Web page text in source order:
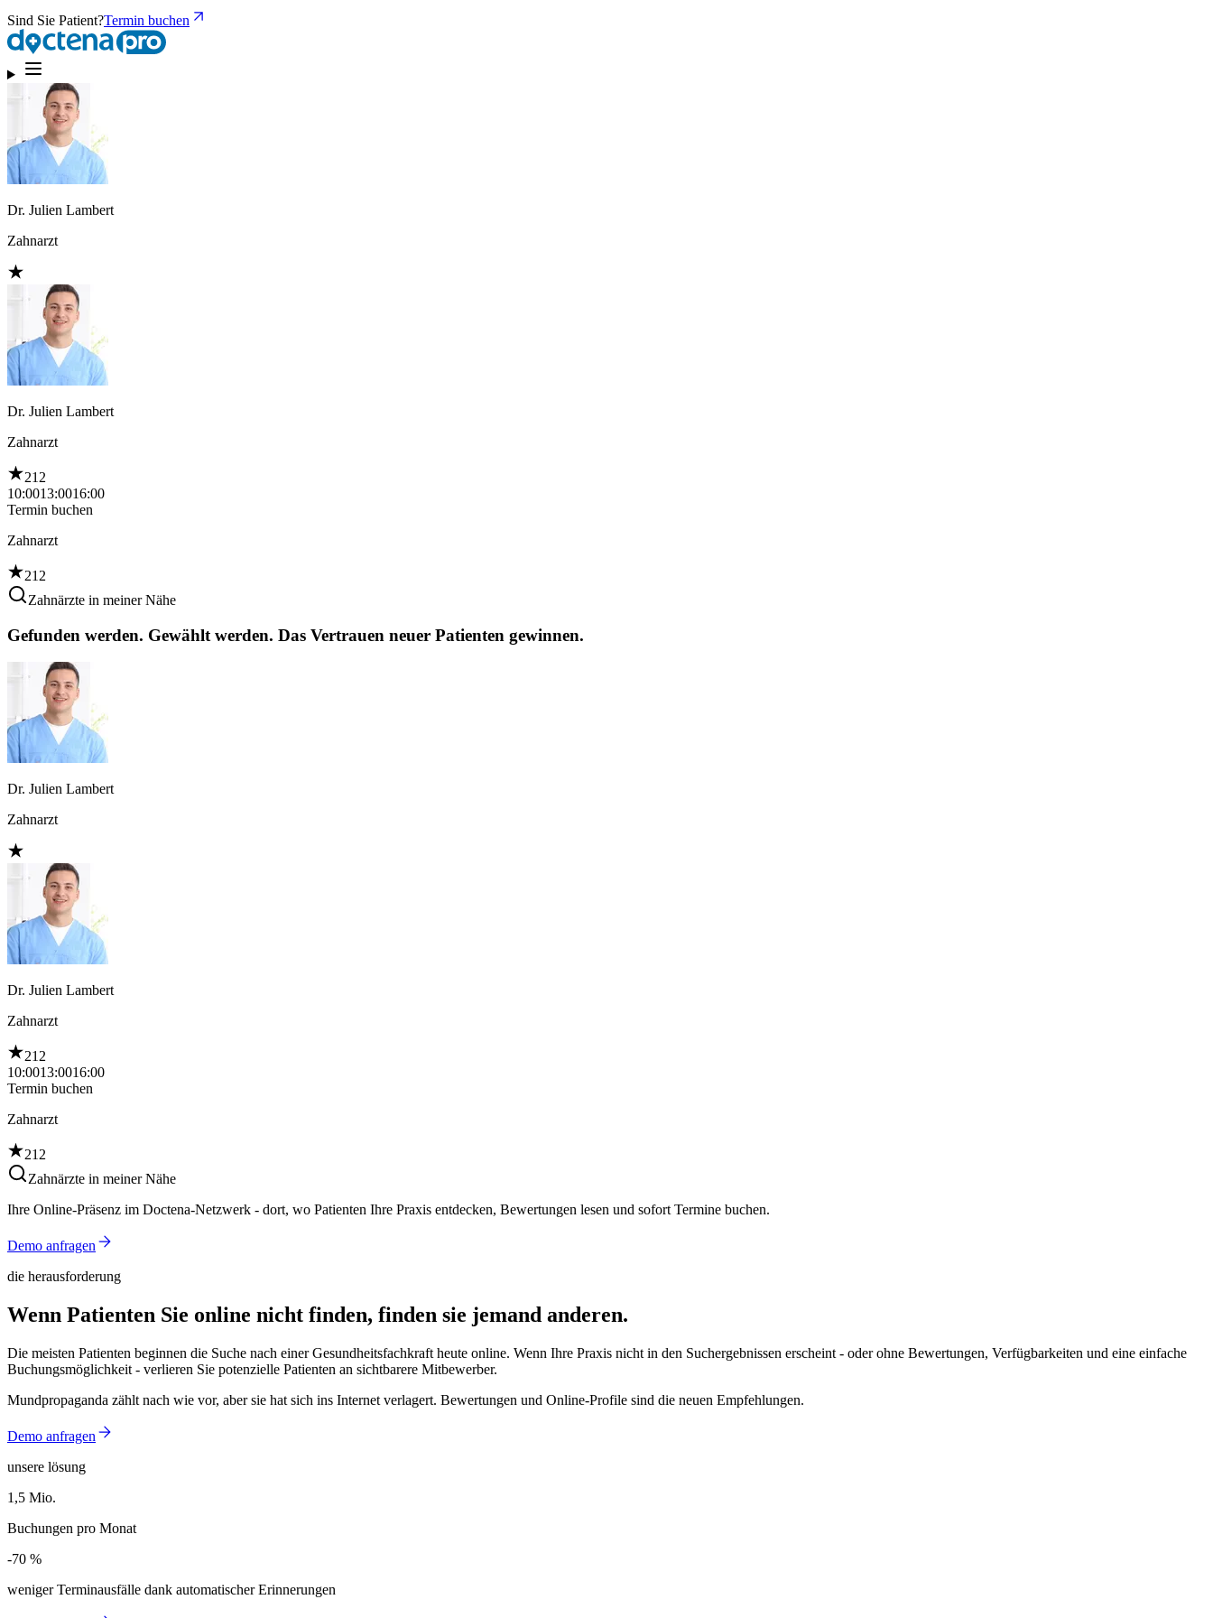
Sind Sie Patient?Termin buchen
Dr. Julien Lambert
Zahnarzt
Dr. Julien Lambert
Zahnarzt
212
10:0013:0016:00
Termin buchen
Zahnarzt
212
Zahnärzte in meiner Nähe
Gefunden werden. Gewählt werden. Das Vertrauen neuer Patienten gewinnen.
Dr. Julien Lambert
Zahnarzt
Dr. Julien Lambert
Zahnarzt
212
10:0013:0016:00
Termin buchen
Zahnarzt
212
Zahnärzte in meiner Nähe
Ihre Online-Präsenz im Doctena-Netzwerk - dort, wo Patienten Ihre Praxis entdecken, Bewertungen lesen und sofort Termine buchen.
Demo anfragen
die herausforderung
Wenn Patienten Sie online nicht finden, finden sie jemand anderen.
Die meisten Patienten beginnen die Suche nach einer Gesundheitsfachkraft heute online. Wenn Ihre Praxis nicht in den Suchergebnissen erscheint - oder ohne Bewertungen, Verfügbarkeiten und eine einfache
Buchungsmöglichkeit - verlieren Sie potenzielle Patienten an sichtbarere Mitbewerber.
Mundpropaganda zählt nach wie vor, aber sie hat sich ins Internet verlagert. Bewertungen und Online-Profile sind die neuen Empfehlungen.
Demo anfragen
unsere lösung
1,5 Mio.
1,5 Mio.
Buchungen pro Monat
-70 %
-70 %
weniger Terminausfälle dank automatischer Erinnerungen